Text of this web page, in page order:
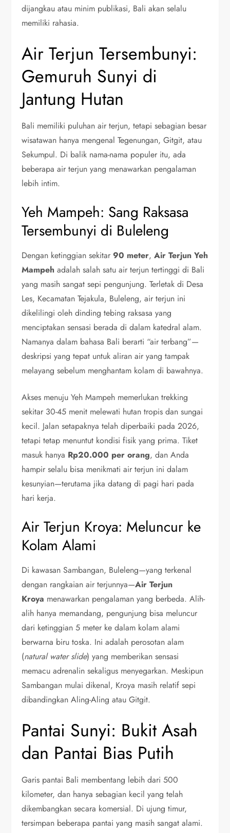
dijangkau atau minim publikasi, Bali akan selalu
memiliki rahasia.
Air Terjun Tersembunyi:
Gemuruh Sunyi di
Jantung Hutan
Bali memiliki puluhan air terjun, tetapi sebagian besar
wisatawan hanya mengenal Tegenungan, Gitgit, atau
Sekumpul. Di balik nama-nama populer itu, ada
beberapa air terjun yang menawarkan pengalaman
lebih intim.
Yeh Mampeh: Sang Raksasa
Tersembunyi di Buleleng
Dengan ketinggian sekitar90 meter,Air Terjun Yeh
Mampeh adalah salah satu air terjun tertinggi di Bali
yang masih sangat sepi pengunjung. Terletak di Desa
Les, Kecamatan Tejakula, Buleleng, air terjun ini
dikelilingi oleh dinding tebing raksasa yang
menciptakan sensasi berada di dalam katedral alam.
Namanya dalam bahasa Bali berarti “air terbang”—
deskripsi yang tepat untuk aliran air yang tampak
melayang sebelum menghantam kolam di bawahnya.
Akses menuju Yeh Mampeh memerlukan trekking
sekitar 30-45 menit melewati hutan tropis dan sungai
kecil. Jalan setapaknya telah diperbaiki pada 2026,
tetapi tetap menuntut kondisi fisik yang prima. Tiket
masuk hanya Rp20.000 per orang, dan Anda
hampir selalu bisa menikmati air terjun ini dalam
kesunyian—terutama jika datang di pagi hari pada
hari kerja.
Air Terjun Kroya: Meluncur ke
Kolam Alami
Di kawasan Sambangan, Buleleng—yang terkenal
dengan rangkaian air terjunnya—Air Terjun
Kroya menawarkan pengalaman yang berbeda. Alih-
alih hanya memandang, pengunjung bisa meluncur
dari ketinggian 5 meter ke dalam kolam alami
berwarna biru toska. Ini adalah perosotan alam
(natural water slide) yang memberikan sensasi
memacu adrenalin sekaligus menyegarkan. Meskipun
Sambangan mulai dikenal, Kroya masih relatif sepi
dibandingkan Aling-Aling atau Gitgit.
Pantai Sunyi: Bukit Asah
dan Pantai Bias Putih
Garis pantai Bali membentang lebih dari 500
kilometer, dan hanya sebagian kecil yang telah
dikembangkan secara komersial. Di ujung timur,
tersimpan beberapa pantai yang masih sangat alami.